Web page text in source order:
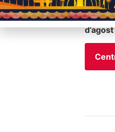
Cicle
en el
d’agost